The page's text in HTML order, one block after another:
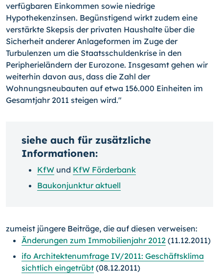
verfügbaren Einkommen sowie niedrige
Hypothekenzinsen. Begünstigend wirkt zudem eine
verstärkte Skepsis der privaten Haushalte über die
Sicherheit anderer Anlageformen im Zuge der
Turbulenzen um die Staatsschuldenkrise in den
Peripherieländern der Eurozone. Insgesamt gehen wir
weiterhin davon aus, dass die Zahl der
Wohnungsneubauten auf etwa 156.000 Einheiten im
Gesamtjahr 2011 steigen wird."
siehe auch für zusätzliche
Informationen:
KfW und KfW Förderbank
Baukonjunktur aktuell
zumeist jüngere Beiträge, die auf diesen verweisen:
Änderungen zum Immobilienjahr 2012 (11.12.2011)
ifo Architektenumfrage IV/2011: Geschäftsklima
sichtlich eingetrübt (08.12.2011)